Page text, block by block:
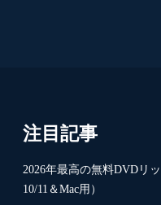
注目記事
2026年最高の無料DVDリ
10/11＆Mac用）